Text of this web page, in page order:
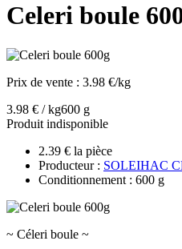
Celeri boule
Prix de vente : 3.98 €/kg
3.98 € / kg600 g
Produit indisponible
2.39 € la pièce
Producteur : SOLEIHAC
Conditionnement : 600 g
~ Céleri boule ~